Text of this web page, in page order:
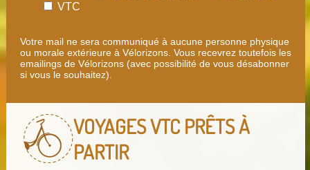
VTC
Votre mail ne sera communiqué à aucune personne physique
ou morale extérieure à Vélorizons. Vous recevrez toutefois les
emailings de Vélorizons (avec possibilité de vous désabonner
si vous le souhaitez).
VOYAGES VTC PRÊTS À
PARTIR